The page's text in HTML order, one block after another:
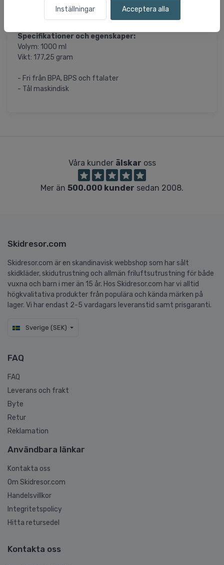
Inställningar Acceptera alla
Nalgene säger att de skapade "den ursprungliga
återanvändbara vattenflaskan" för mer än 70 år sedan.
Specifikationer och egenskaper:
Volym: 1000 ml
Vikt: 177,25 gram
- Fri från BPA, BPS och ftalater
- Tål maskindisk
Våra kunder älskar oss
Mer än 500.000 kunder sedan 2008.
Skidresor.com
Skidresor.com är en skandinavisk webbshop som har sålt
skidkläder, skidutrustning och allmän friluftsutrustning för både
vuxna och barn i mer än 15 år. Hos Skidresor.com har vi alltid
högkvalitativa produkter från populära och kända märken på
lager. Vi har endast 2-5 vardagars leveranstid samt prisgaranti.
Sverige (SEK)
FAQ
FAQ
Leverans och frakt
Byte
Retur
Reklamation
Användbara länkar
Kontakta oss
Om Skidresor.com
Handelsvillkor
Integritetspolicy
Hitta retursedel
Kontakta oss